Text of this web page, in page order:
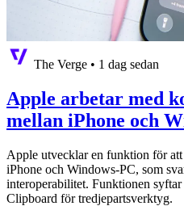
The Verge • 1 dag sedan
Apple arbetar med
mellan iPhone och
Apple utvecklar en funktion för
iPhone och Windows-PC, som
interoperabilitet. Funktionen
Clipboard för tredjepartsverktyg.